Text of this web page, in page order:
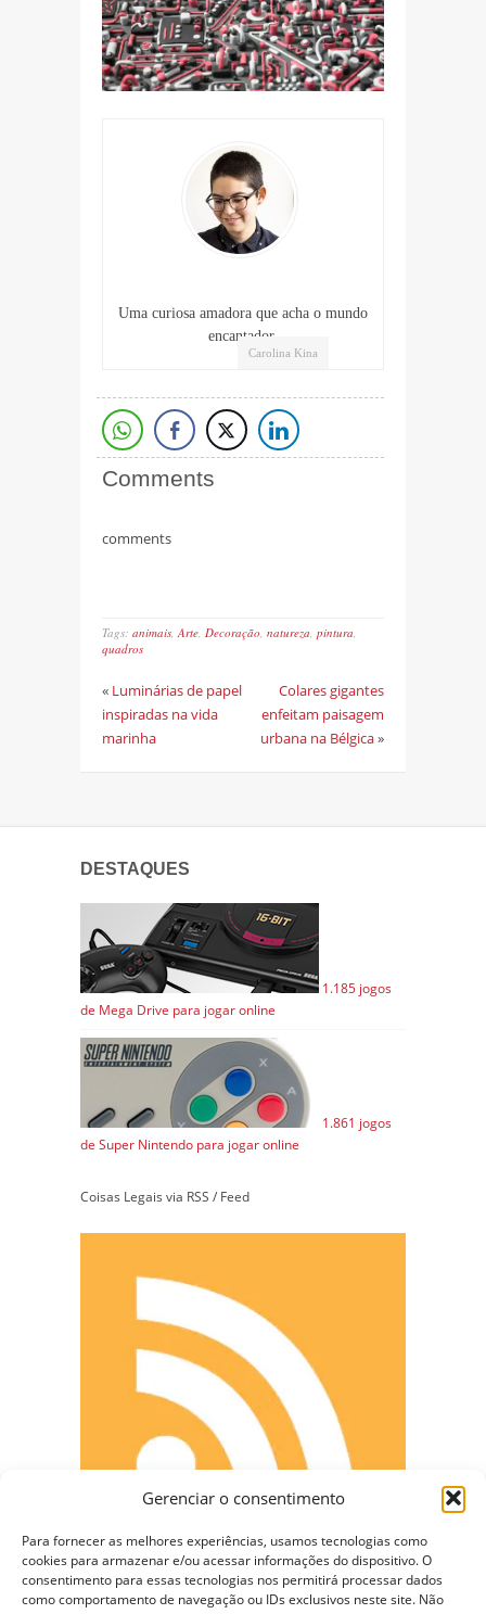
Gerenciar o consentimento
Para fornecer as melhores experiências, usamos tecnologias como
cookies para armazenar e/ou acessar informações do dispositivo. O
consentimento para essas tecnologias nos permitirá processar dados
como comportamento de navegação ou IDs exclusivos neste site. Não
Carolina Kina
Uma curiosa amadora que acha o mundo
encantador.
Comments
comments
Tags: animais Arte Decoração natureza pintura
quadros
« Luminárias de papel
inspiradas na vida
marinha
Colares gigantes
enfeitam paisagem
urbana na Bélgica»
DESTAQUES
1.185 jogos
de Mega Drive para jogar online
1.861 jogos
de Super Nintendo para jogar online
Coisas Legais via RSS / Feed